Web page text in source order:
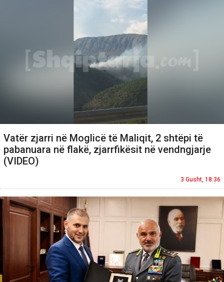
Vatër zjarri në Moglicë të Maliqit, 2 shtëpi të
pabanuara në flakë, zjarrfikësit në vendngjarje
(VIDEO)
3 Gusht, 18:36